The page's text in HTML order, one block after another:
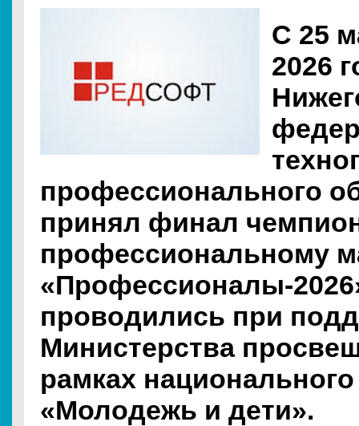
С 25
2026
профессионального
принял финал
профессиональному
«Профессионалы-
проводились при
Министерства
рамках национального
«Молодежь и дети».